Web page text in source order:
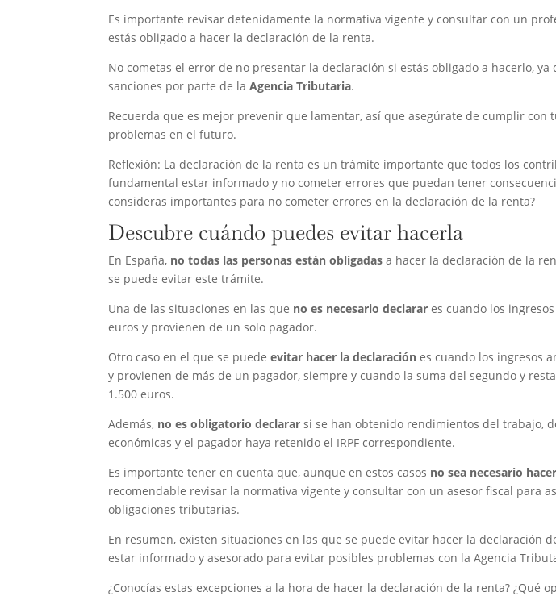
Es importante revisar detenidamente la normativa vigente y consultar con un
estás obligado a hacer la declaración de la renta.
No cometas el error de no presentar la declaración si estás obligado a hacerlo,
sanciones por parte de laAgencia Tributaria.
Recuerda que es mejor prevenir que lamentar, así que asegúrate de cumplir con
problemas en el futuro.
Reflexión: La declaración de la renta es un trámite importante que todos los
fundamental estar informado y no cometer errores que puedan tener
consideras importantes para no cometer errores en la declaración de la renta?
Descubre cuándo puedes evitar hacerla
En España, no todas las personas están obligadas a hacer la declaración de la
se puede evitar este trámite.
Una de las situaciones en las que no es necesario declarar es cuando los
euros y provienen de un solo pagador.
Otro caso en el que se puedeevitar hacer la declaración es cuando los ingresos
y provienen de más de un pagador, siempre y cuando la suma del segundo y
1.500 euros.
Además, no es obligatorio declarar si se han obtenido rendimientos del trabajo,
económicas y el pagador haya retenido el IRPF correspondiente.
Es importante tener en cuenta que, aunque en estos casos no sea necesario
recomendable revisar la normativa vigente y consultar con un asesor fiscal para
obligaciones tributarias.
En resumen, existen situaciones en las que se puede evitar hacer la declaración
estar informado y asesorado para evitar posibles problemas con la Agencia
¿Conocías estas excepciones a la hora de hacer la declaración de la renta? ¿Qué